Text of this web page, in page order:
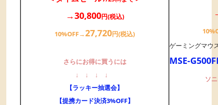
→30,800円(税込)
10%OFF→27,720円(税込)
さらにお得に買うには
↓
↓ ↓
↓
【ラッキー抽選会】
【提携カード決済3%OFF】
ゲーミングマウ
MSE-
ソ